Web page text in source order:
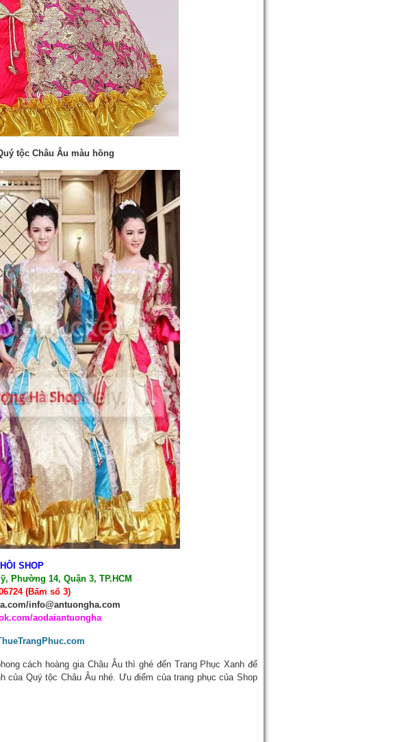
tộc Châu Âu màu hồng
SHOP
Phường 14, Quận 3, TP.HCM
(Bấm số 3)
info@antuongha.com
aodaiantuongha
cách hoàng gia Châu Âu thì ghé đến Trang Phục Xanh để
của Quý tộc Châu Âu nhé. Ưu điểm của trang phục của Shop